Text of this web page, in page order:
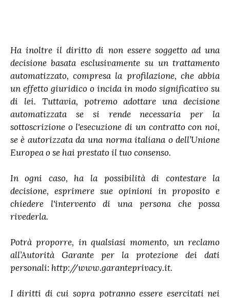
Ha inoltre il diritto di non essere soggetto ad una
decisione basata esclusivamente su un trattamento
automatizzato, compresa la profilazione, che abbia
un effetto giuridico o incida in modo significativo su
di lei. Tuttavia, potremo adottare una decisione
automatizzata se si rende necessaria per la
sottoscrizione o l'esecuzione di un contratto con noi,
se è autorizzata da una norma italiana o dell’Unione
Europea o se hai prestato il tuo consenso.
In ogni caso, ha la possibilità di contestare la
decisione, esprimere sue opinioni in proposito e
chiedere l'intervento di una persona che possa
rivederla.
Potrà proporre, in qualsiasi momento, un reclamo
all’Autorità Garante per la protezione dei dati
personali: http://www.garanteprivacy.it.
I diritti di cui sopra potranno essere esercitati nei